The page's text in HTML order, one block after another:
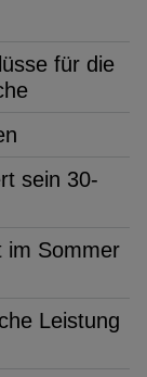
für die
sein 30-
im Sommer
Leistung